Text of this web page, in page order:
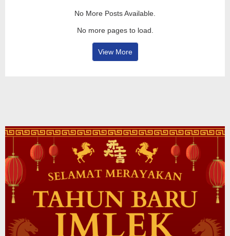
No More Posts Available.
No more pages to load.
View More